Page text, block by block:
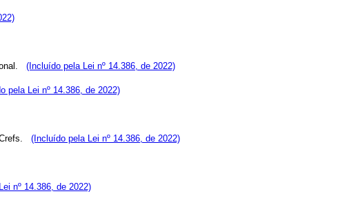
(Incluído pela Lei nº 14.386, de 2022)
pela Lei nº 14.386, de 2022)
(Incluído pela Lei nº 14.386, de 2022)
nº 14.386, de 2022)